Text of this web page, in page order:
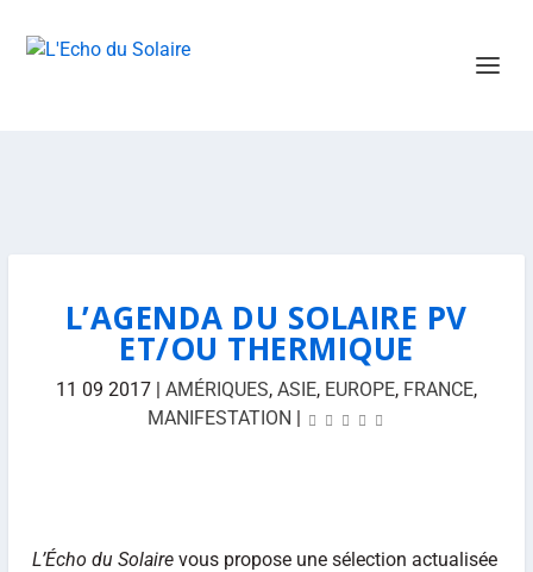
L’AGENDA DU SOLAIRE PV
ET/OU THERMIQUE
11 09 2017| AMÉRIQUES, ASIE, EUROPE, FRANCE,
MANIFESTATION |
L’Écho du Solairevous propose une sélection actualisée